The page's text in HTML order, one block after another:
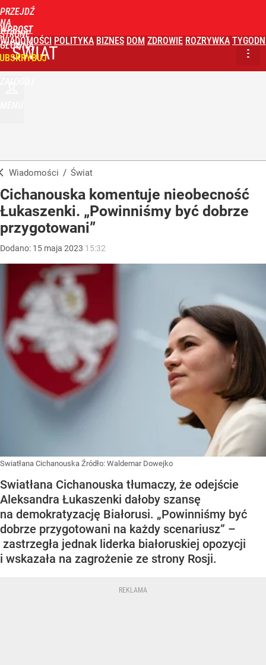
PRZEJDŹ
NA
STRONĘ
GŁÓWNĄ
WPROST
WIADOMOŚCI POLITYKA BIZNES DOM ZDROWIE ROZRYWKA
ŚWIAT
Wiadomości / Świat
Cichanouska komentuje nieobecność
Łukaszenki. „Powinniśmy być dobrze
przygotowani”
Dodano: 15 maja 2023 15:32
Swiatłana Cichanouska Źródło: Waldemar Dowejko
Swiatłana Cichanouska tłumaczy, że odejście
Aleksandra Łukaszenki dałoby szansę
na demokratyzację Białorusi. „Powinniśmy być
dobrze przygotowani na każdy scenariusz” –
zastrzegła jednak liderka białoruskiej opozycji
i wskazała na zagrożenie ze strony Rosji.